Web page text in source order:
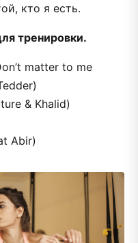
кто я есть.
тренировки.
matter to me
& Khalid)
Abir)